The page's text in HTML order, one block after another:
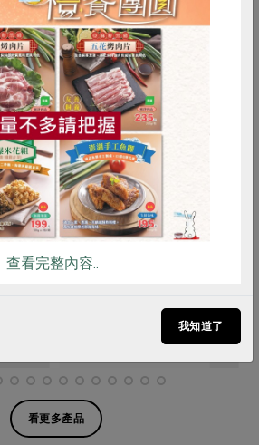
中子文化股份有限公司
野生桑葚貝果(中子文
化)-315g/3入/包
看更多產品
食譜 減硝酸鹽
安 共同購買
查看完整內容..
我知道了